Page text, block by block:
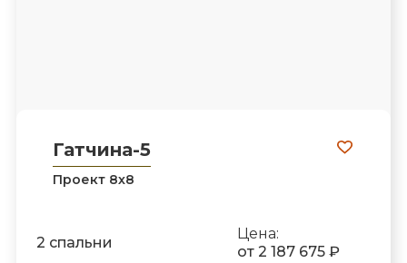
Гатчина-5
Проект 8х8
2 спальни
Цена:
от 2 187 675 ₽